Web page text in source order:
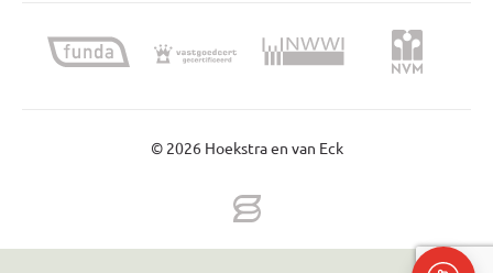
© 2026 Hoekstra en van Eck